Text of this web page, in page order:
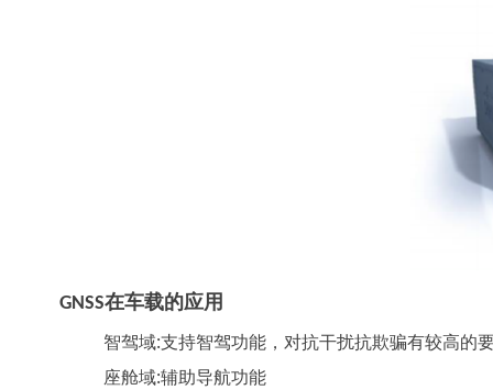
GNSS在车载的应用
智驾域:支持智驾功能，对抗干扰抗欺骗有较高的
座舱域:辅助导航功能